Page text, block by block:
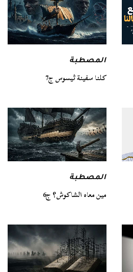
المصطبة
كلنا سفينة ثيسوس ج7
المصطبة
مين معاه الشاكوش؟ ج6